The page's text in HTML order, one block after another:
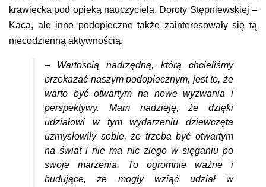
krawiecka pod opieką nauczyciela, Doroty Stępniewskiej –
Kaca, ale inne podopieczne także zainteresowały się tą
niecodzienną aktywnością.
– Wartością nadrzędną, którą chcieliśmy
przekazać naszym podopiecznym, jest to, że
warto być otwartym na nowe wyzwania i
perspektywy. Mam nadzieję, że dzięki
udziałowi w tym wydarzeniu dziewczęta
uzmysłowiły sobie, że trzeba być otwartym
na świat i nie ma nic złego w sięganiu po
swoje marzenia. To ogromnie ważne i
budujące, że mogły wziąć udział w